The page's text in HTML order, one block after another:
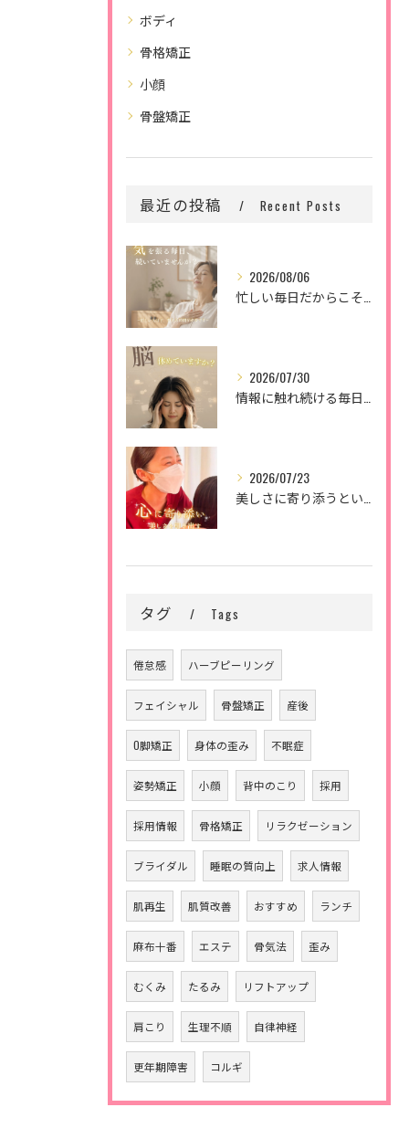
ボディ
骨格矯正
小顔
骨盤矯正
最近の投稿 Recent Posts
2026/08/06
2026/07/30
2026/07/23
タグ Tags
倦怠感 ハーブピーリング
フェイシャル 骨盤矯正 産後
O脚矯正 身体の歪み 不眠症
姿勢矯正 小顔 背中のこり 採用
採用情報 骨格矯正 リラクゼーション
ブライダル 睡眠の質向上 求人情報
肌再生 肌質改善 おすすめ ランチ
麻布十番 エステ 骨気法 歪み
むくみ たるみ リフトアップ
肩こり 生理不順 自律神経
更年期障害 コルギ